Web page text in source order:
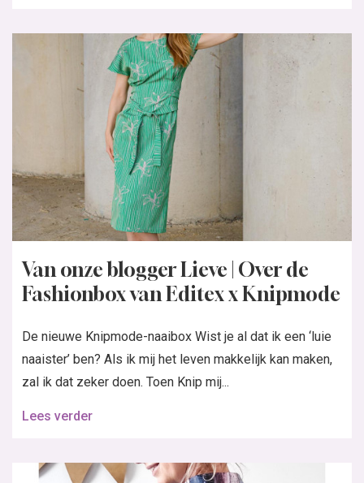
Van onze blogger Lieve | Over de
Fashionbox van Editex x Knipmode
De nieuwe Knipmode-naaibox Wist je al dat ik een ‘luie
naaister’ ben? Als ik mij het leven makkelijk kan maken,
zal ik dat zeker doen. Toen Knip mij...
Lees verder